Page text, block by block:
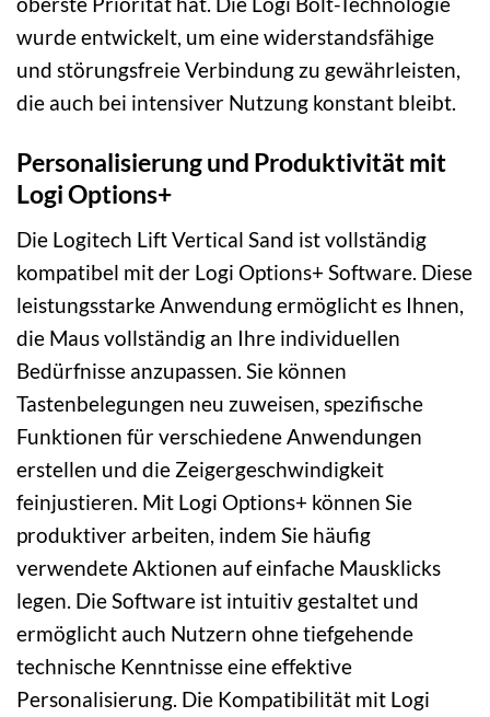
wurde entwickelt, um eine widerstandsfähige
und störungsfreie Verbindung zu gewährleisten,
die auch bei intensiver Nutzung konstant bleibt.
Personalisierung und Produktivität mit
Logi Options+
Die Logitech Lift Vertical Sand ist vollständig
kompatibel mit der Logi Options+ Software. Diese
leistungsstarke Anwendung ermöglicht es Ihnen,
die Maus vollständig an Ihre individuellen
Bedürfnisse anzupassen. Sie können
Tastenbelegungen neu zuweisen, spezifische
Funktionen für verschiedene Anwendungen
erstellen und die Zeigergeschwindigkeit
feinjustieren. Mit Logi Options+ können Sie
produktiver arbeiten, indem Sie häufig
verwendete Aktionen auf einfache Mausklicks
legen. Die Software ist intuitiv gestaltet und
ermöglicht auch Nutzern ohne tiefgehende
technische Kenntnisse eine effektive
Personalisierung. Die Kompatibilität mit Logi